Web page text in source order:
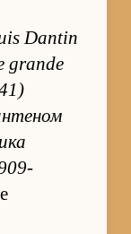
Dantin
grande